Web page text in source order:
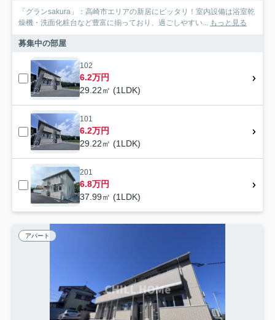
「グランsakura」：高崎市エリアの新居にピッタリ！室内設備は浴室乾
燥機・洗面化粧台など豊富に揃っており、過ごしやすい... もっと見る
募集中の部屋
102
6.2万円
29.22㎡ (1LDK)
101
6.2万円
29.22㎡ (1LDK)
201
6.8万円
37.99㎡ (1LDK)
アパート